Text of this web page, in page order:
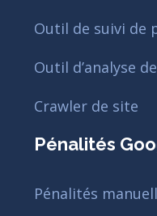
Outil de suivi de
Outil d’analyse
Crawler de site
Pénalités
Pénalités